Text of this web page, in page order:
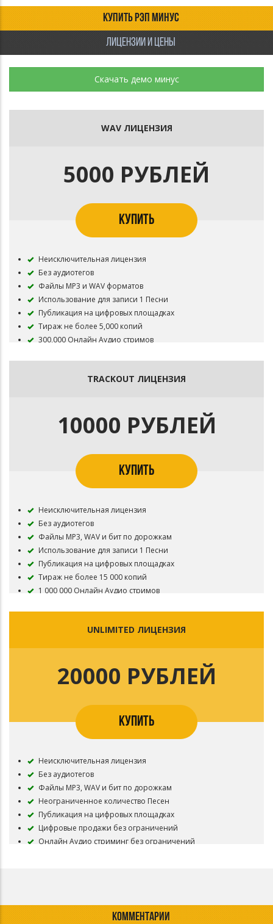
КУПИТЬ РЭП МИНУС
ЛИЦЕНЗИИ И ЦЕНЫ
Скачать демо минус
WAV ЛИЦЕНЗИЯ
5000 РУБЛЕЙ
КУПИТЬ
Неисключительная лицензия
Без аудиотегов
Файлы MP3 и WAV форматов
Использование для записи 1 Песни
Публикация на цифровых площадках
Тираж не более 5,000 копий
300,000 Онлайн Аудио стримов
контента: YouTube Content ID, Meta Rights Manager, TikTok
Sound Rights ManagementTRACKOUT ЛИЦЕНЗИЯ
10000 РУБЛЕЙ
КУПИТЬ
Неисключительная лицензия
Без аудиотегов
Файлы MP3, WAV и бит по дорожкам
Использование для записи 1 Песни
Публикация на цифровых площадках
Тираж не более 15 000 копий
1 000 000 Онлайн Аудио стримов
Запрещена регистрация в системах идентификации
Sound Rights Management
Лицензия действует 10 лет с момента приобретения
UNLIMITED ЛИЦЕНЗИЯ
20000 РУБЛЕЙ
КУПИТЬ
Неисключительная лицензия
Без аудиотегов
Файлы MP3, WAV и бит по дорожкам
Неограниченное количество Песен
Публикация на цифровых площадках
Цифровые продажи без ограничений
Онлайн Аудио стриминг без ограничений
контента: YouTube Content ID, Meta Rights Manager, TikTok
Sound Rights ManagementКОММЕНТАРИИ